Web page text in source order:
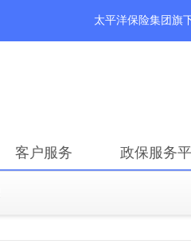
太平洋保险集团旗
客户服务 政保服务